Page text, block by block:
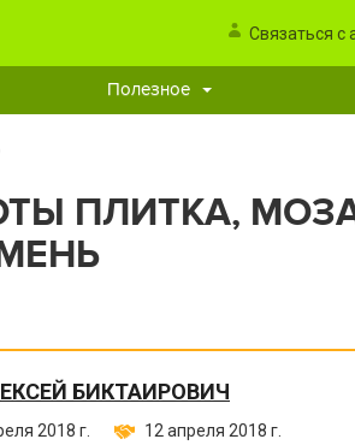
Связаться с
Полезное
ПЛИТКА,
БИКТАИРОВИЧ
2018 г.
12 апреля 2018 г.